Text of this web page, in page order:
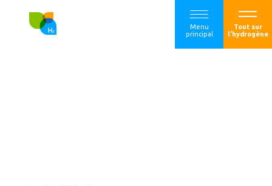
Menu
principal
Tout sur
l'hydrogène